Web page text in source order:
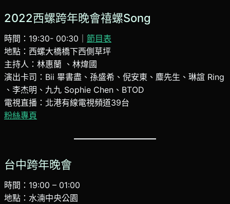
2022西螺跨年晚會禧螺Song
時間：19:30- 00:30｜ 節目表
地點：西螺大橋橋下西側草坪
主持人：林惠蘭 、林煒國
演出卡司：Bii 畢書盡、孫盛希、倪安東、麋先生、琳誼 Ring
、李杰明、九九 Sophie Chen、BTOD
電視直播：北港有線電視頻道39台
粉絲專頁
台中跨年晚會
時間：19:00 – 01:00
地點：水湳中央公園